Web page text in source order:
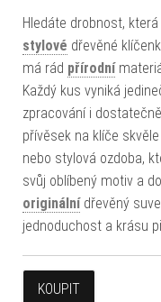
Hledáte drobnost,
stylové dřevěné
má rád přírodní
Každý kus vyniká
zpracování i
přívěsek na klíče
nebo stylová ozdoba,
svůj oblíbený motiv a
originálnídřevěný
jednoduchost a krásu
KOUPIT